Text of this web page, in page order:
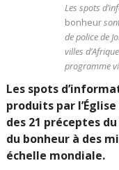
Les spots
bonheur
de police de
villes
programme
Les spots
produits par
des 21 préceptes
du bonheur à des
échelle mondiale.